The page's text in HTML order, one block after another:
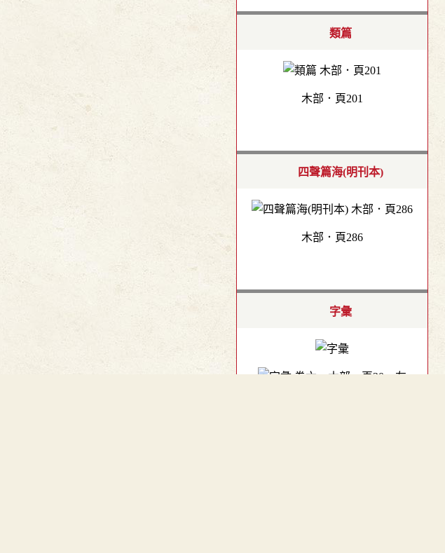
類篇
木部．頁201
四聲篇海(明刊本)
木部．頁286
字彙